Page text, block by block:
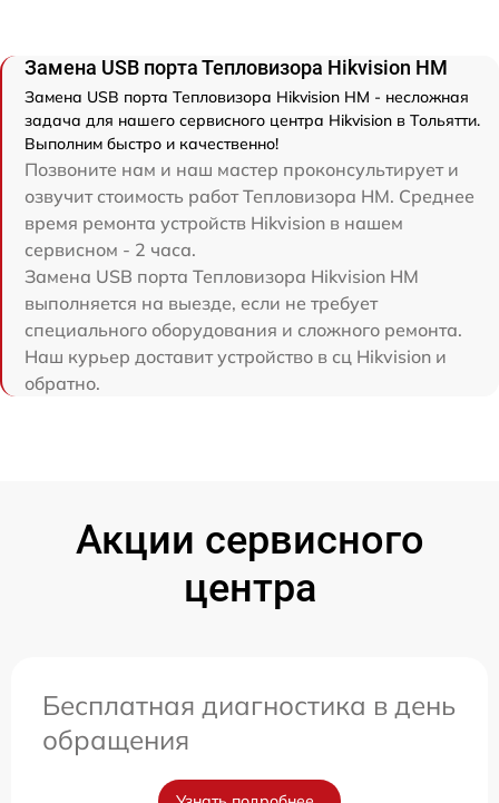
Замена USB порта Тепловизора Hikvision HM
Замена USB порта Тепловизора Hikvision HM - несложная
задача для нашего сервисного центра Hikvision в Тольятти.
Выполним быстро и качественно!
Позвоните нам и наш мастер проконсультирует и
озвучит стоимость работ Тепловизора HM. Среднее
время ремонта устройств Hikvision в нашем
сервисном - 2 часа.
Замена USB порта Тепловизора Hikvision HM
выполняется на выезде, если не требует
специального оборудования и сложного ремонта.
Наш курьер доставит устройство в сц Hikvision и
обратно.
Акции сервисного
центра
Бесплатная диагностика в день
обращения